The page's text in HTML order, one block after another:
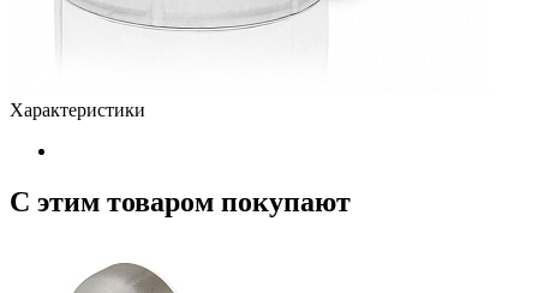
Характеристики
С этим товаром покупают